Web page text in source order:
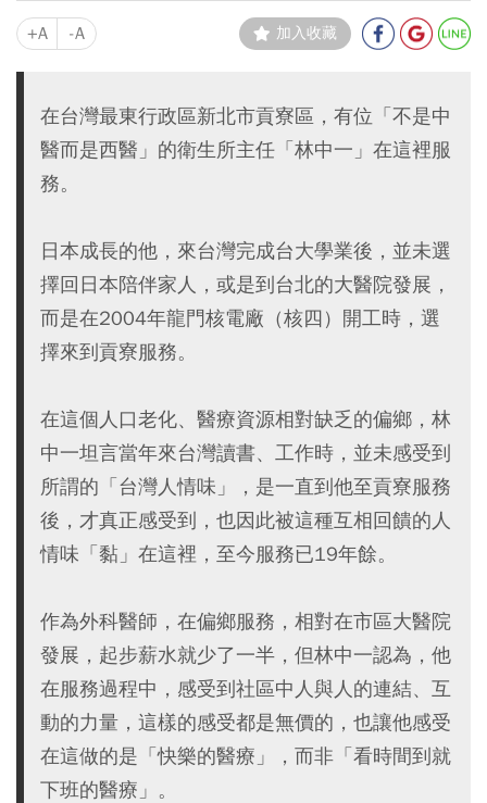
+A -A 加入收藏
在台灣最東行政區新北市貢寮區，有位「不是中
醫而是西醫」的衛生所主任「林中一」在這裡服
務。
日本成長的他，來台灣完成台大學業後，並未選
擇回日本陪伴家人，或是到台北的大醫院發展，
而是在2004年龍門核電廠（核四）開工時，選
擇來到貢寮服務。
在這個人口老化、醫療資源相對缺乏的偏鄉，林
中一坦言當年來台灣讀書、工作時，並未感受到
所謂的「台灣人情味」，是一直到他至貢寮服務
後，才真正感受到，也因此被這種互相回饋的人
情味「黏」在這裡，至今服務已19年餘。
作為外科醫師，在偏鄉服務，相對在市區大醫院
發展，起步薪水就少了一半，但林中一認為，他
在服務過程中，感受到社區中人與人的連結、互
動的力量，這樣的感受都是無價的，也讓他感受
在這做的是「快樂的醫療」，而非「看時間到就
下班的醫療」。